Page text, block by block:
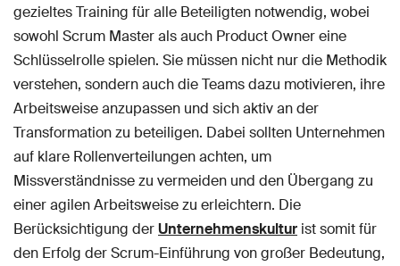
gezieltes Training für alle Beteiligten notwendig, wobei
sowohl Scrum Master als auch Product Owner eine
Schlüsselrolle spielen. Sie müssen nicht nur die Methodik
verstehen, sondern auch die Teams dazu motivieren, ihre
Arbeitsweise anzupassen und sich aktiv an der
Transformation zu beteiligen. Dabei sollten Unternehmen
auf klare Rollenverteilungen achten, um
Missverständnisse zu vermeiden und den Übergang zu
einer agilen Arbeitsweise zu erleichtern. Die
Berücksichtigung derUnternehmenskultur ist somit für
den Erfolg der Scrum-Einführung von großer Bedeutung,